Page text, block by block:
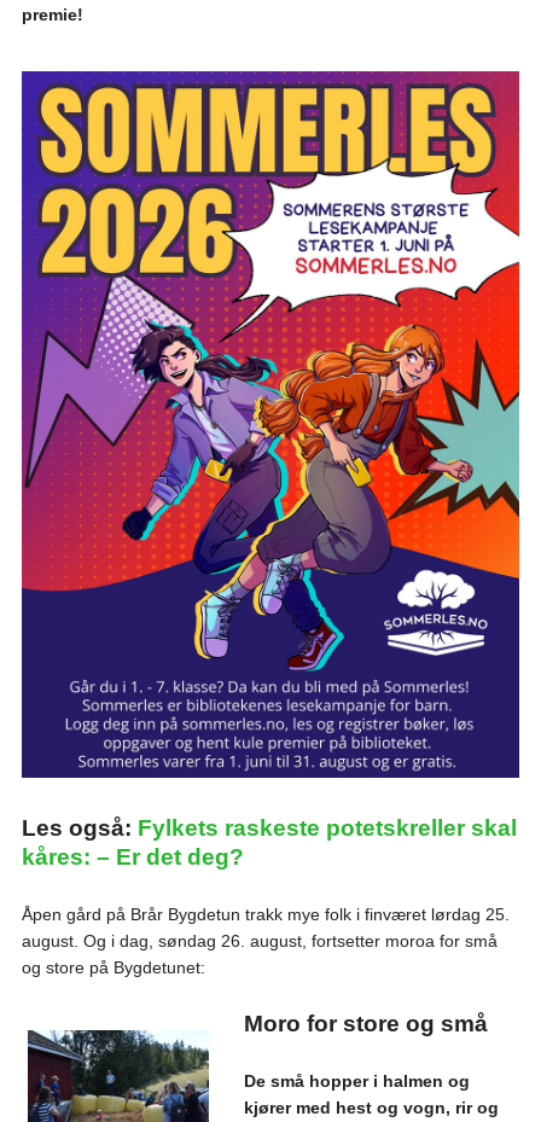
premie!
Les også: Fylkets raskeste potetskreller skal
kåres: – Er det deg?
Åpen gård på Brår Bygdetun trakk mye folk i finværet lørdag 25.
august. Og i dag, søndag 26. august, fortsetter moroa for små
og store på Bygdetunet:
Moro for store og små
De små hopper i halmen og
kjører med hest og vogn, rir og